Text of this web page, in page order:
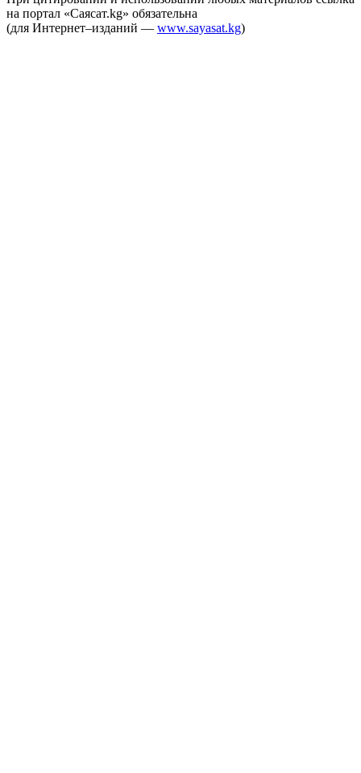
на портал «Саясат.kg» обязательна
(для Интернет–изданий — www.sayasat.kg)